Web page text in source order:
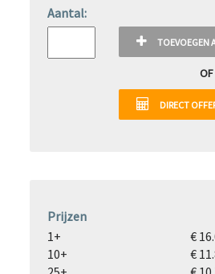
Aantal:
TOEVOEGEN
OF
DIRECT
Prijzen
1+
€
10+
€